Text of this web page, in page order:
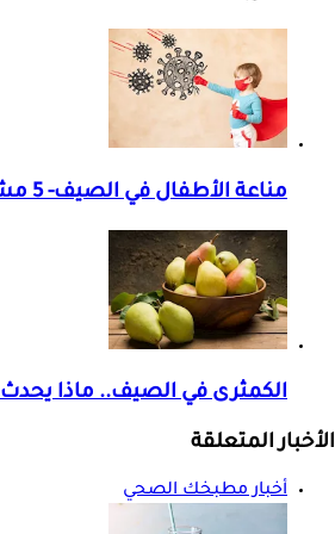
مناعة الأطفال في الصيف- 5 مشروبات تساعد على تقويتها
الكمثرى في الصيف.. ماذا يحدث
الأخبار المتعلقة
أخبار مطبخك الصحي